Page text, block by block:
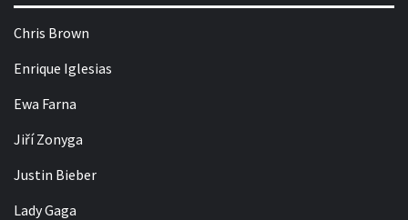
Chris Brown
Enrique Iglesias
Ewa Farna
Jiří Zonyga
Justin Bieber
Lady Gaga